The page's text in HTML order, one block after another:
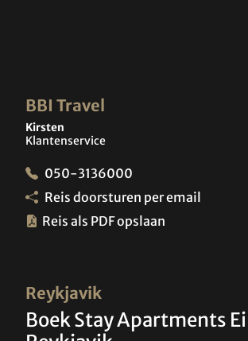
Reykjavik
Boek Stay Apartments
BBI Travel
Kirsten
Klantenservice
050-3136000
Reis doorsturen per email
Reis als PDF opslaan